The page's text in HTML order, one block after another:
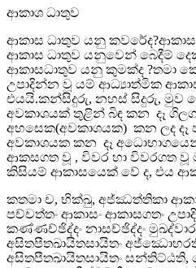
ආකාශ ධාතුව
ආකාස ධාතුව යනු කවරේද?ආකාස
ආකාස ධාතුව යනුවෙන් බෙදීම්
ආකාසධාතුව යනු කුමක්ද ?තමා
උපාදින්න වූ යම් ආධ්‍යාත්මික
එයයි.කන්සිදුරු, නහස් සිදුරු, මුව
අවකාශයක් තුළින් බිඳ කන දෑ
අහසෙක(අවකාශයක) කන ලද දෑ
අවකාශයක කන දෑ
ආකසගත වූ , විවර හා විවරගත
කිසියම් ආකාසයෙක් වේ ද, එය
කතමා ච, භික්ඛු, අජ්ඣත්තිකා
පච්චත්තං ආකාසං ආකාසගතං
කණ්ණච්ඡිද්දං නාසච්ඡිද්දං
අසිතපීතඛායිතසායිතං
අසිතපීතඛායිතසායිතං සන්තිට්ඨති,